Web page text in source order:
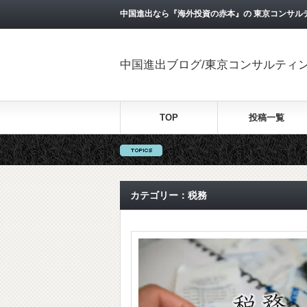
中国進出なら『海外投資の赤本』の 東京コンサル
中国進出ブログ/東京コンサルティ
TOP 投稿一覧
カテゴリー：税務